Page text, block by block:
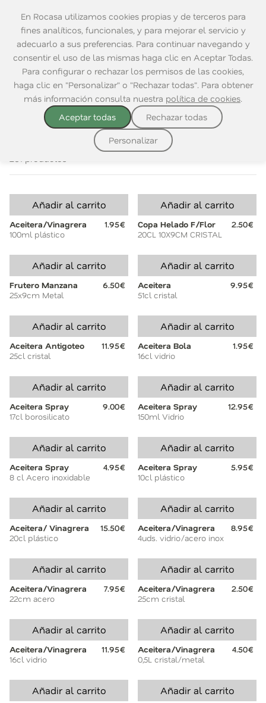
En Rocasa utilizamos cookies propias y de terceros para
fines analíticos, funcionales, y para mejorar el servicio y
adecuarlo a sus preferencias. Para continuar navegando y
consentir el uso de las mismas haga clic en Aceptar Todas.
Para configurar o rechazar los permisos de las cookies,
haga clic en "Personalizar" o "Rechazar todas". Para obtener
más información consulta nuestra política de cookies.
Aceptar todas
Rechazar todas
Personalizar
Home Mesa |Complementos Mesa
VER TODO ACEITERAS Y VINAGRERAS SALEROS Y
Ordenar por:
201 productos
Añadir al carrito
Aceitera/Vinagrera
1.95€
100ml plástico
Añadir al carrito
Copa Helado F/Flor
2.50€
20CL 10X9CM CRISTAL
Añadir al carrito
Frutero Manzana
6.50€
25x9cm Metal
Añadir al carrito
Aceitera
9.95€
51cl cristal
Añadir al carrito
Aceitera Antigoteo
11.95€
25cl cristal
Añadir al carrito
Aceitera Bola
1.95€
16cl vidrio
Añadir al carrito
Aceitera Spray
9.00€
17cl borosilicato
Añadir al carrito
Aceitera Spray
12.95€
150ml Vidrio
Añadir al carrito
Aceitera Spray
4.95€
8 cl Acero inoxidable
Añadir al carrito
Aceitera Spray
5.95€
10cl plástico
Añadir al carrito
Aceitera/ Vinagrera
15.50€
20cl plástico
Añadir al carrito
Aceitera/Vinagrera
8.95€
4uds. vidrio/acero inox
Añadir al carrito
Aceitera/Vinagrera
7.95€
22cm acero
Añadir al carrito
Aceitera/Vinagrera
2.50€
25cm cristal
Añadir al carrito
Aceitera/Vinagrera
11.95€
16cl vidrio
Añadir al carrito
Aceitera/Vinagrera
4.50€
0,5L cristal/metal
Añadir al carrito Añadir al carrito